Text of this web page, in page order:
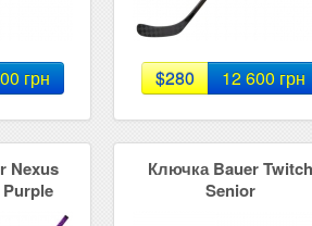
грн $280 12 600 грн
Nexus
Ключка Bauer Twitch
Senior